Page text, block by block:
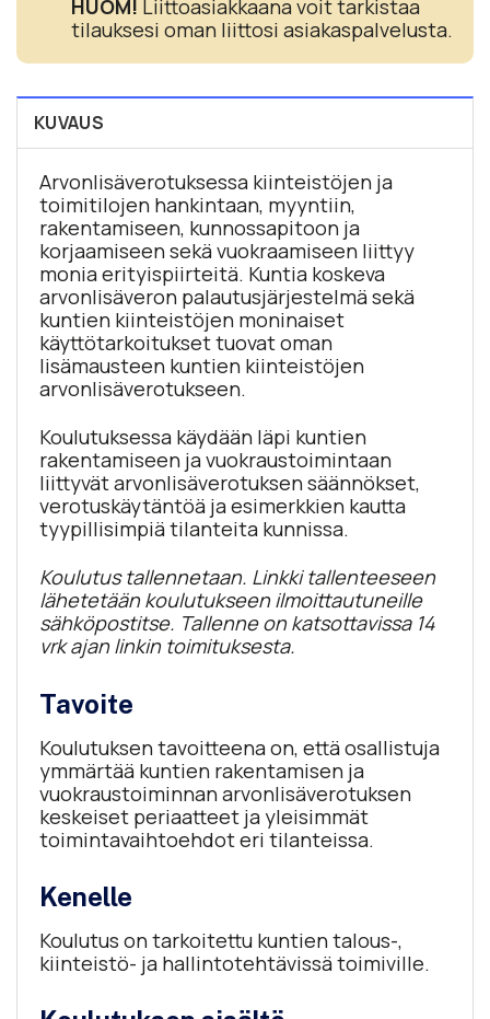
HUOM! Liittoasiakkaana voit tarkistaa
tilauksesi oman liittosi asiakaspalvelusta.
KUVAUS
Arvonlisäverotuksessa kiinteistöjen ja
toimitilojen hankintaan, myyntiin,
rakentamiseen, kunnossapitoon ja
korjaamiseen sekä vuokraamiseen liittyy
monia erityispiirteitä. Kuntia koskeva
arvonlisäveron palautusjärjestelmä sekä
kuntien kiinteistöjen moninaiset
käyttötarkoitukset tuovat oman
lisämausteen kuntien kiinteistöjen
arvonlisäverotukseen.
Koulutuksessa käydään läpi kuntien
rakentamiseen ja vuokraustoimintaan
liittyvät arvonlisäverotuksen säännökset,
verotuskäytäntöä ja esimerkkien kautta
tyypillisimpiä tilanteita kunnissa.
Koulutus tallennetaan. Linkki tallenteeseen
lähetetään koulutukseen ilmoittautuneille
sähköpostitse. Tallenne on katsottavissa 14
vrk ajan linkin toimituksesta.
Tavoite
Koulutuksen tavoitteena on, että osallistuja
ymmärtää kuntien rakentamisen ja
vuokraustoiminnan arvonlisäverotuksen
keskeiset periaatteet ja yleisimmät
toimintavaihtoehdot eri tilanteissa.
Kenelle
Koulutus on tarkoitettu kuntien talous-,
kiinteistö- ja hallintotehtävissä toimiville.